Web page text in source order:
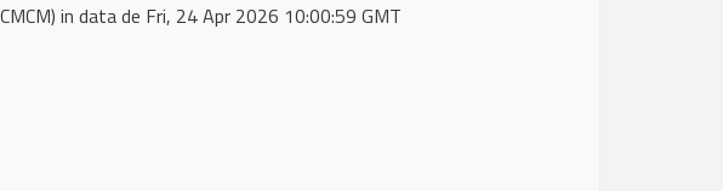
in data de Fri, 24 Apr 2026 10:00:59 GMT